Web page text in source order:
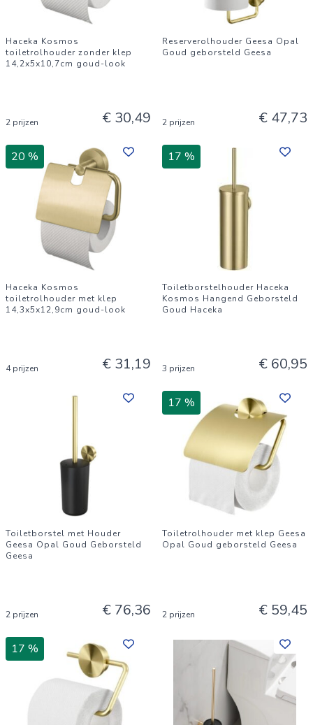
Haceka Kosmos
toiletrolhouder zonder klep
14,2x5x10,7cm goud-look
2 prijzen € 30,49
Reserverolhouder Geesa Opal
Goud geborsteld Geesa
2 prijzen € 47,73
20 %
Haceka Kosmos
toiletrolhouder met klep
14,3x5x12,9cm goud-look
4 prijzen € 31,19
17 %
Toiletborstelhouder Haceka
Kosmos Hangend Geborsteld
Goud Haceka
3 prijzen € 60,95
Toiletborstel met Houder
Geesa Opal Goud Geborsteld
Geesa
2 prijzen € 76,36
17 %
Toiletrolhouder met klep Geesa
Opal Goud geborsteld Geesa
2 prijzen € 59,45
17 %